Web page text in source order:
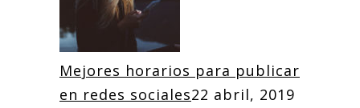
Mejores horarios para publicar
en redes sociales22 abril, 2019